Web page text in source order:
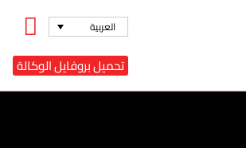
العربية
تحميل بروفايل الوكالة